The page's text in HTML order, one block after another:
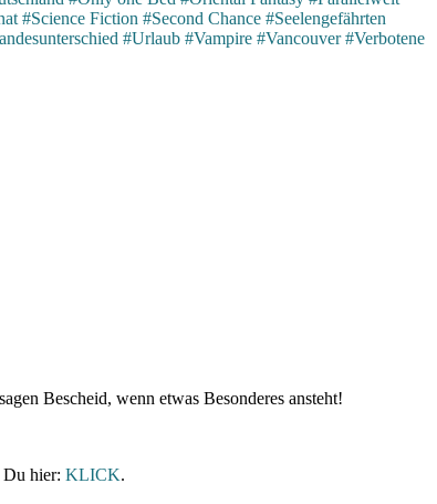
#Science Fiction #Second Chance #Seelengefährten
#Urlaub #Vampire #Vancouver #Verbotene
Bescheid, wenn etwas Besonderes ansteht!
Du hier: KLICK.